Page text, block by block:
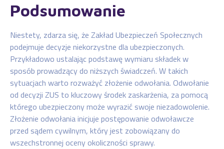
Podsumowanie
Niestety, zdarza się, że Zakład Ubezpieczeń Społecznych
podejmuje decyzje niekorzystne dla ubezpieczonych.
Przykładowo ustalając podstawę wymiaru składek w
sposób prowadzący do niższych świadczeń. W takich
sytuacjach warto rozważyć złożenie odwołania. Odwołanie
od decyzji ZUS to kluczowy środek zaskarżenia, za pomocą
którego ubezpieczony może wyrazić swoje niezadowolenie.
Złożenie odwołania inicjuje postępowanie odwoławcze
przed sądem cywilnym, który jest zobowiązany do
wszechstronnej oceny okoliczności sprawy.